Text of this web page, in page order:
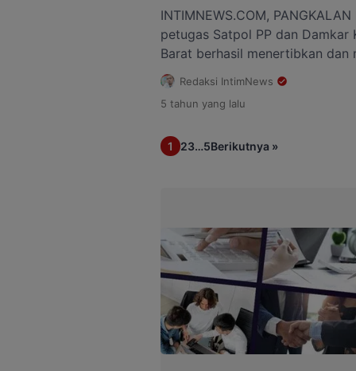
INTIMNEWS.COM,
petugas Satpol PP dan Damkar
Barat berhasil menertibkan dan
keras (Miras) berbagai merek
liter. Hal itu bertujuan untuk
Barat yang kondusif, aman dan
Redaksi IntimNews
5 tahun yang lalu
1 23…5Berikutnya »